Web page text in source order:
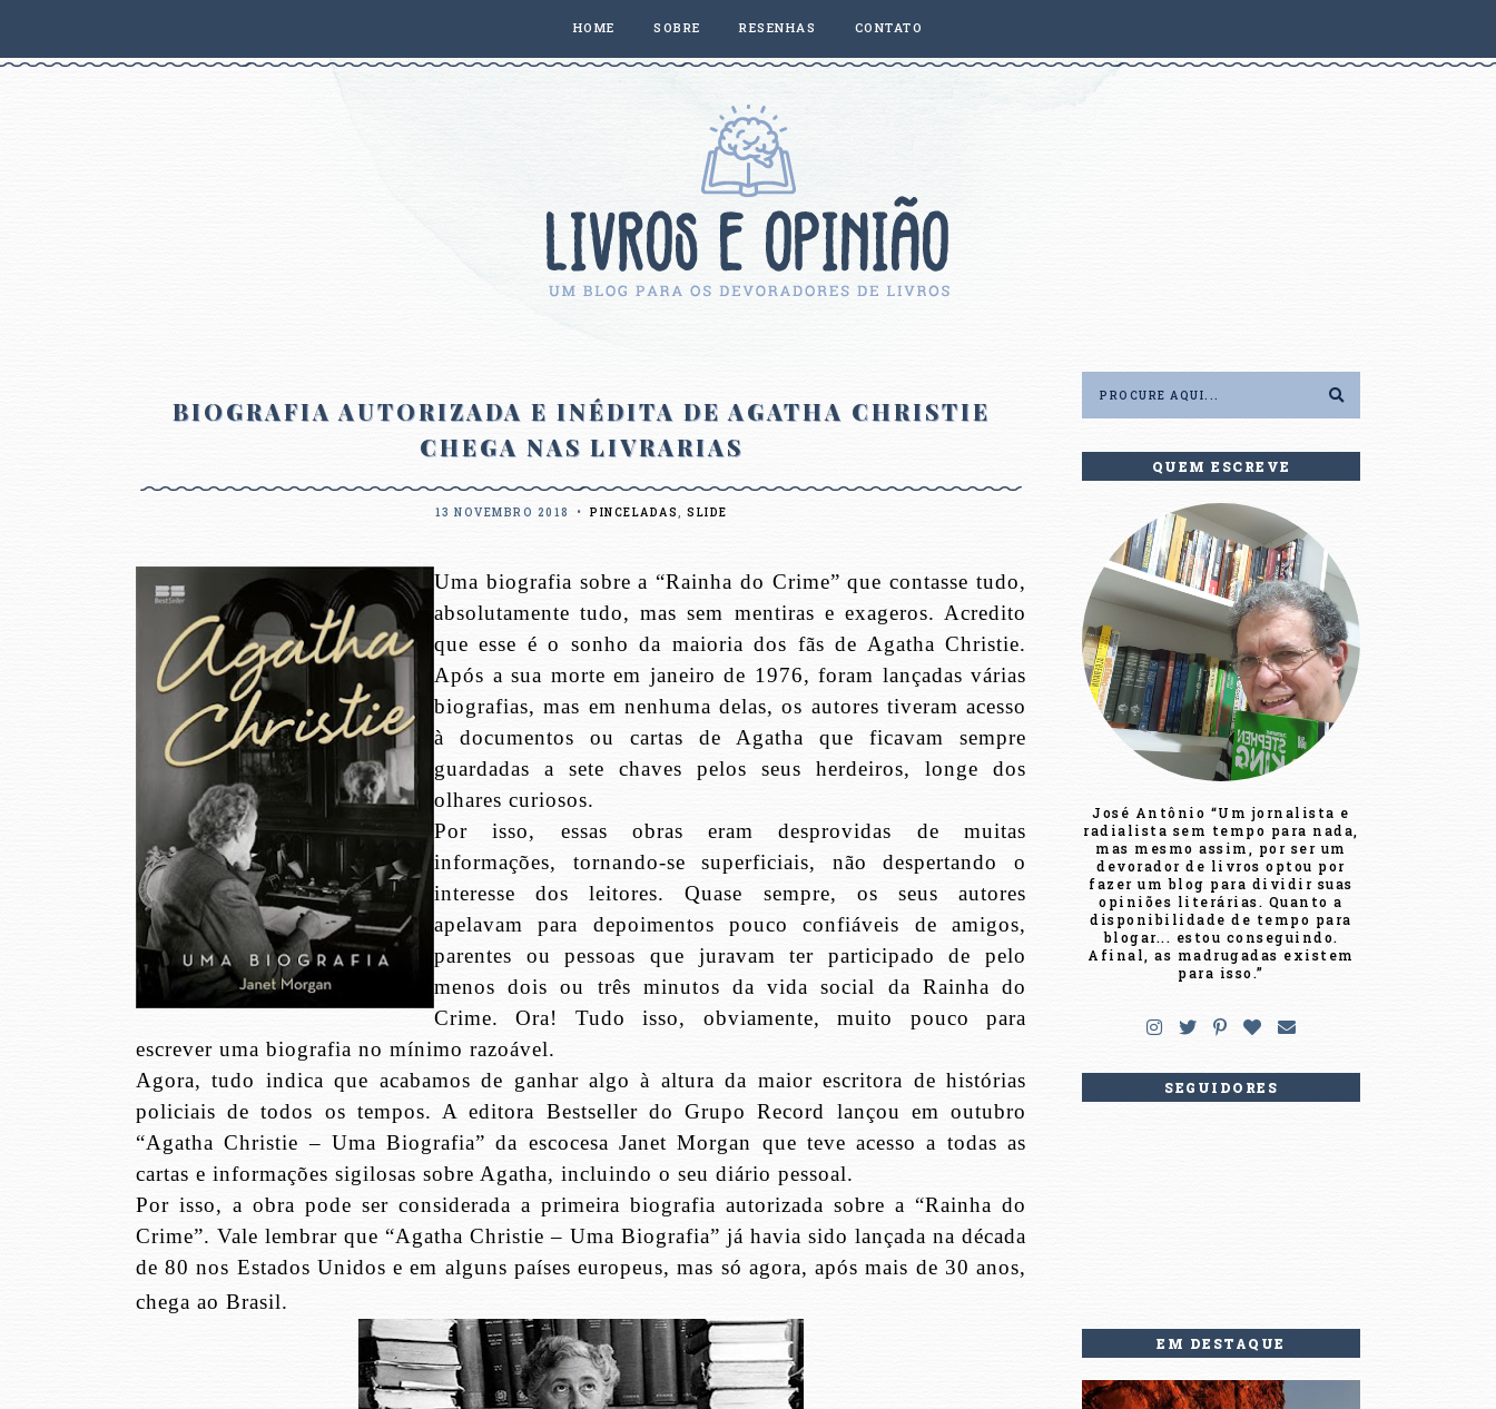
HOME SOBRE RESENHAS CONTATO
BIOGRAFIA AUTORIZADA E INÉDITA DE AGATHA CHRISTIE
CHEGA NAS LIVRARIAS
13 NOVEMBRO 2018 • PINCELADAS, SLIDE
Uma biografia sobre a “Rainha do Crime” que contasse tudo,
absolutamente tudo, mas sem mentiras e exageros. Acredito
que esse é o sonho da maioria dos fãs de Agatha Christie.
Após a sua morte em janeiro de 1976, foram lançadas várias
biografias, mas em nenhuma delas, os autores tiveram acesso
à documentos ou cartas de Agatha que ficavam sempre
guardadas a sete chaves pelos seus herdeiros, longe dos
olhares curiosos.
Por isso, essas obras eram desprovidas de muitas
informações, tornando-se superficiais, não despertando o
interesse dos leitores. Quase sempre, os seus autores
apelavam para depoimentos pouco confiáveis de amigos,
parentes ou pessoas que juravam ter participado de pelo
menos dois ou três minutos da vida social da Rainha do
Crime. Ora! Tudo isso, obviamente, muito pouco para
escrever uma biografia no mínimo razoável.
Agora, tudo indica que acabamos de ganhar algo à altura da maior escritora de histórias
policiais de todos os tempos. A editora Bestseller do Grupo Record lançou em outubro
“Agatha Christie – Uma Biografia” da escocesa Janet Morgan que teve acesso a todas as
cartas e informações sigilosas sobre Agatha, incluindo o seu diário pessoal.
Por isso, a obra pode ser considerada a primeira biografia autorizada sobre a “Rainha do
Crime”. Vale lembrar que “Agatha Christie – Uma Biografia” já havia sido lançada na década
de 80 nos Estados Unidos e em alguns países europeus, mas só agora, após mais de 30 anos,
chega ao Brasil.
QUEM ESCREVE
José Antônio “Um jornalista e
radialista sem tempo para nada,
mas mesmo assim, por ser um
devorador de livros optou por
fazer um blog para dividir suas
opiniões literárias. Quanto a
disponibilidade de tempo para
blogar... estou conseguindo.
Afinal, as madrugadas existem
para isso.”
SEGUIDORES
EM DESTAQUE